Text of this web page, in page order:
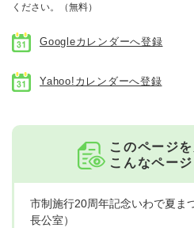
ください。（無料）
Googleカレンダーへ登録
Yahoo!カレンダーへ登録
このページ
こんなペー
市制施行20周年記念いわで夏ま
長公室）